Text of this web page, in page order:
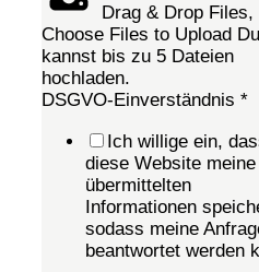
Drag & Drop Files,
Choose Files to Upload Du
kannst bis zu 5 Dateien
hochladen.
DSGVO-Einverständnis *
Ich willige ein,
diese Website meine
übermittelten
Informationen
sodass meine
beantwortet werden